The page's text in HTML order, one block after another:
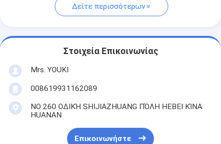
Δείτε περισσότερων
Στοιχεία Επικοινωνίας
Mrs. YOUKI
008619931162089
ΝΟ 260 ΟΔΙΚΉ SHIJIAZHUANG ΠΌΛΗ HEBEI ΚΊΝΑ
HUANAN
Επικοινωνήστε